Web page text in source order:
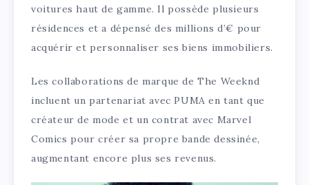
voitures haut de gamme. Il possède plusieurs
résidences et a dépensé des millions d’€ pour
acquérir et personnaliser ses biens immobiliers.
Les collaborations de marque de The Weeknd
incluent un partenariat avec PUMA en tant que
créateur de mode et un contrat avec Marvel
Comics pour créer sa propre bande dessinée,
augmentant encore plus ses revenus.